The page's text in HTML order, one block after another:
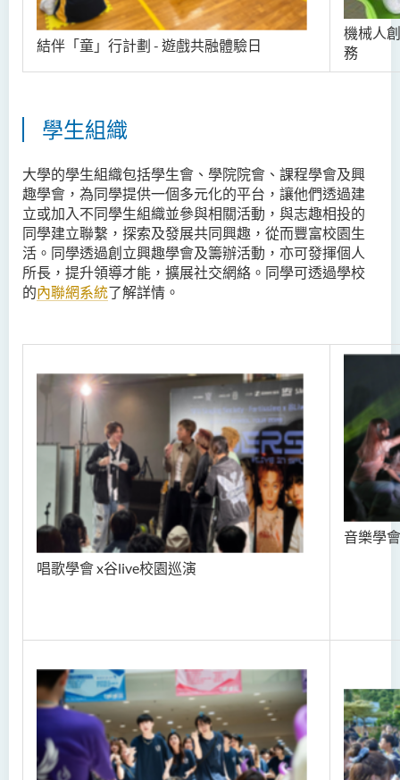
結伴「童」行計劃 - 遊戲共融體驗日
機械人
務
學生組織
大學的學生組織包括學生會、學院院會、課程學會及興
趣學會，為同學提供一個多元化的平台，讓他們透過建
立或加入不同學生組織並參與相關活動，與志趣相投的
同學建立聯繫，探索及發展共同興趣，從而豐富校園生
活。同學透過創立興趣學會及籌辦活動，亦可發揮個人
所長，提升領導才能，擴展社交網絡。同學可透過學校
的內聯網系統了解詳情。
唱歌學會 x谷live校園巡演
音樂學